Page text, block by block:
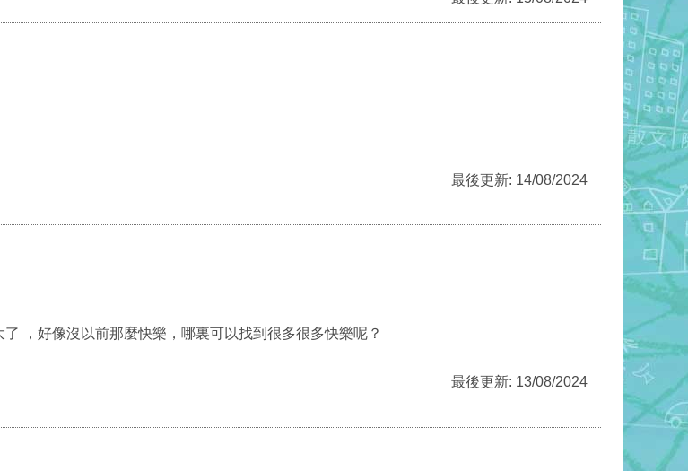
最後更新: 14/08/2024
，好像沒以前那麼快樂，哪裏可以找到很多很多快樂呢？
最後更新: 13/08/2024